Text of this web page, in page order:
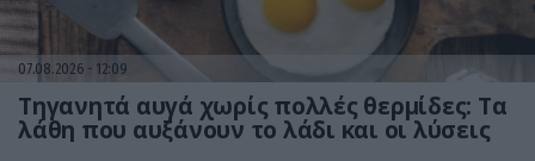
07.08.2026 12:09
Τηγανητά αυγά χωρίς πολλές θερμίδες: Τα
λάθη που αυξάνουν το λάδι και οι λύσεις